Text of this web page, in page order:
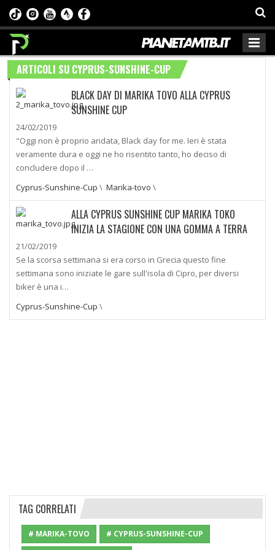
ARTICOLI SU CYPRUS-SUNSHINE-CUP
BLACK DAY DI MARIKA TOVO ALLA CYPRUS
SUNSHINE CUP
24/02/2019
"Oggi non è proprio andata, Black day for me. Ieri è stata
veramente dura e oggi ne ho risentito tanto, ho deciso di
concludere dopo il …
Cyprus-Sunshine-Cup \ Marika-tovo \
ALLA CYPRUS SUNSHINE CUP MARIKA TOKO
INIZIA LA STAGIONE CON UNA GOMMA A TERRA
21/02/2019
Se la scorsa settimana si era corso in Grecia questo fine
settimana sono iniziate le gare sull'isola di Cipro, per diversi
biker è una i…
Cyprus-Sunshine-Cup \
TAG CORRELATI
# MARIKA-TOVO # CYPRUS-SUNSHINE-CUP